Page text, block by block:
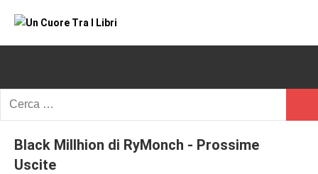
Un
Tra
I
Libri
romance
e
non
solo.
Recensioni,
Black Millhion di RyMonch - Prossime
Uscite